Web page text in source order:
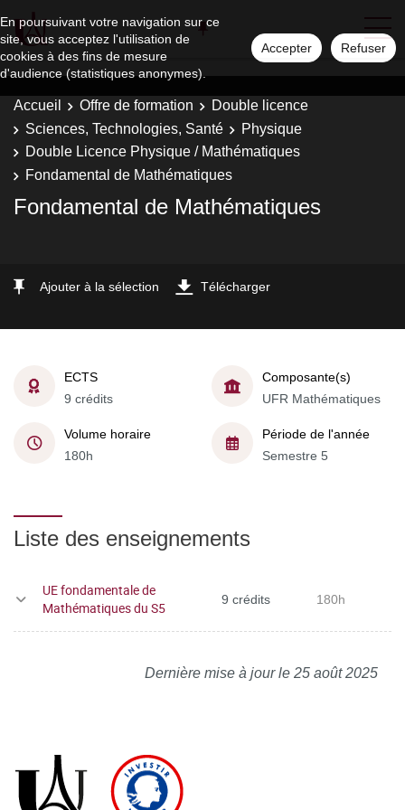
En poursuivant votre navigation sur ce
site, vous acceptez l'utilisation de
cookies à des fins de mesure
d'audience (statistiques anonymes).
Accepter Refuser
Accueil Offre de formation
Double licence
Sciences, Technologies, Santé
Physique
Double Licence Physique / Mathématiques
Fondamental de Mathématiques
Fondamental de Mathématiques
Ajouter à la sélection Télécharger
ECTS
9 crédits
Composante(s)
UFR Mathématiques
Volume horaire
180h
Période de l'année
Semestre 5
Liste des enseignements
UE fondamentale de
Mathématiques du S5
9 crédits 180h
Dernière mise à jour le 25 août 2025